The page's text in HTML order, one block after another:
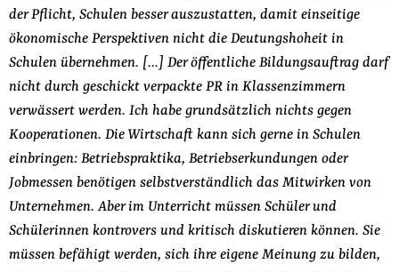
der Pflicht, Schulen besser auszustatten, damit einseitige
ökonomische Perspektiven nicht die Deutungshoheit in
Schulen übernehmen. […] Der öffentliche Bildungsauftrag darf
nicht durch geschickt verpackte PR in Klassenzimmern
verwässert werden. Ich habe grundsätzlich nichts gegen
Kooperationen. Die Wirtschaft kann sich gerne in Schulen
einbringen: Betriebspraktika, Betriebserkundungen oder
Jobmessen benötigen selbstverständlich das Mitwirken von
Unternehmen. Aber im Unterricht müssen Schüler und
Schülerinnen kontrovers und kritisch diskutieren können. Sie
müssen befähigt werden, sich ihre eigene Meinung zu bilden,